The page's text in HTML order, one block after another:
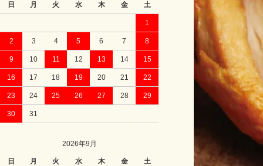
日 月 火 水 木 金 土
1
2 3 4 5 6 7 8
9 10 11 12 13 14 15
16 17 18 19 20 21 22
23 24 25 26 27 28 29
30 31
2026年9月
日 月 火 水 木 金 土